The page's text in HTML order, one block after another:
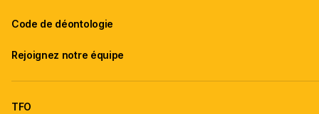
Code de déontologie
Rejoignez notre équipe
TFO